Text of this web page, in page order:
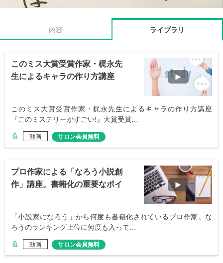
内容 ライブラリ
このミス大賞受賞作家・梶永先
生によるキャラの作り方講座
このミス大賞受賞作家・梶永先生によるキャラの作り方講座
『このミステリーがすごい!』大賞受賞…
動画 サロン会員無料
プロ作家による「なろう小説創
作」講座。書籍化の重要なポイ
「小説家になろう」から何度も書籍化されているプロ作家。な
ろうのランキング上位に何度も入って…
動画 サロン会員無料